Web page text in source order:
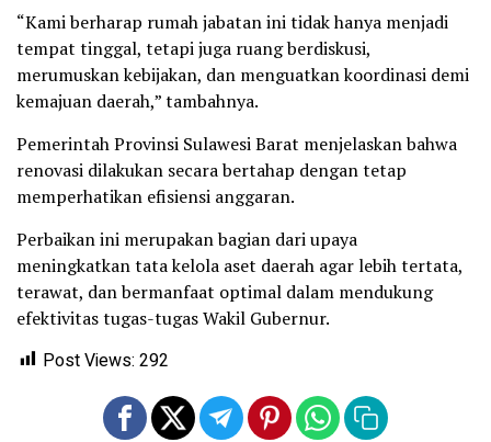
“Kami berharap rumah jabatan ini tidak hanya menjadi
tempat tinggal, tetapi juga ruang berdiskusi,
merumuskan kebijakan, dan menguatkan koordinasi demi
kemajuan daerah,” tambahnya.
Pemerintah Provinsi Sulawesi Barat menjelaskan bahwa
renovasi dilakukan secara bertahap dengan tetap
memperhatikan efisiensi anggaran.
Perbaikan ini merupakan bagian dari upaya
meningkatkan tata kelola aset daerah agar lebih tertata,
terawat, dan bermanfaat optimal dalam mendukung
efektivitas tugas-tugas Wakil Gubernur.
Post Views: 292